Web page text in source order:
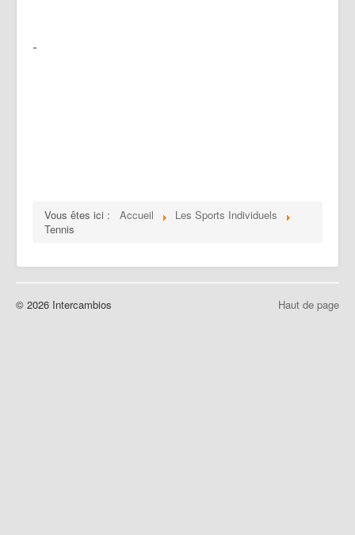
Vous êtes ici : Accueil
Les Sports Individuels
Tennis
Haut de page
© 2026 Intercambios